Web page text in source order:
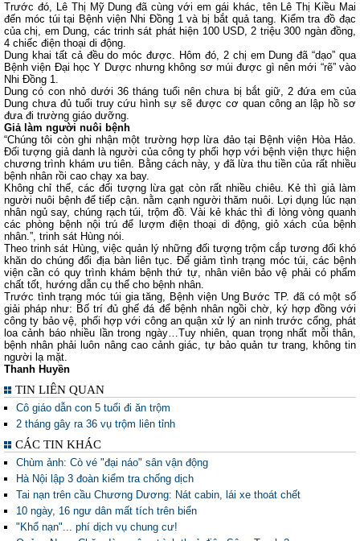
Trước đó, Lê Thị Mỹ Dung đã cùng với em gái khác, tên Lê Thị Kiều Mai
đến móc túi tại Bệnh viện Nhi Đồng 1 và bị bắt quả tang. Kiểm tra đồ đạc
của chị, em Dung, các trinh sát phát hiện 100 USD, 2 triệu 300 ngàn đồng,
4 chiếc điện thoại di động.
Dung khai tất cả đều do móc được. Hôm đó, 2 chị em Dung đã “dạo” qua
Bệnh viện Đại học Y Dược nhưng không sơ múi được gì nên mới “rẽ” vào
Nhi Đồng 1.
Dung có con nhỏ dưới 36 tháng tuổi nên chưa bị bắt giữ, 2 đứa em của
Dung chưa đủ tuổi truy cứu hình sự sẽ được cơ quan công an lập hồ sơ
đưa đi trường giáo dưỡng.
Giả làm người nuôi bệnh
“Chúng tôi còn ghi nhận một trường hợp lừa đảo tại Bệnh viện Hòa Hảo.
Đối tượng giả danh là người của công ty phối hợp với bệnh viện thực hiện
chương trình khám ưu tiên. Bằng cách này, y đã lừa thu tiền của rất nhiều
bệnh nhân rồi cao chạy xa bay.
Không chỉ thế, các đối tượng lừa gạt còn rất nhiều chiêu. Kẻ thì giả làm
người nuôi bệnh để tiếp cận. nằm cạnh người thăm nuôi. Lợi dụng lúc nạn
nhân ngủ say, chúng rạch túi, trộm đồ. Vài kẻ khác thì đi lòng vòng quanh
các phòng bệnh nội trú để lượm điện thoại di động, giỏ xách của bệnh
nhân.”, trinh sát Hùng nói.
Theo trinh sát Hùng, việc quản lý những đối tượng trộm cắp tương đối khó
khăn do chúng đổi địa bàn liên tục. Để giảm tình trạng móc túi, các bệnh
viện cần có quy trình khám bệnh thứ tự, nhân viên bảo vệ phải có phẩm
chất tốt, hướng dẫn cụ thể cho bệnh nhân.
Trước tình trạng móc túi gia tăng, Bệnh viện Ung Bước TP. đã có một số
giải pháp như: Bố trí đủ ghế đá để bệnh nhân ngồi chờ, ký hợp đồng với
công ty bảo vệ, phối hợp với công an quận xử lý an ninh trước cổng, phát
loa cảnh báo nhiều lần trong ngày…Tuy nhiên, quan trọng nhất mỗi thân,
bệnh nhân phải luôn nâng cao cảnh giác, tự bảo quản tư trang, không tin
người lạ mặt.
Thanh Huyền
TIN LIÊN QUAN
Cô giáo dẫn con 5 tuổi đi ăn trộm
2 tháng gây ra 36 vụ trộm liên tỉnh
CÁC TIN KHÁC
Chùm ảnh: Cò vé "đại náo" sân vận động
Hà Nội lập 3 đoàn kiểm tra chống dịch
Tai nạn trên cầu Chương Dương: Nát cabin, lái xe thoát chết
10 ngày, 16 ngư dân mất tích trên biển
"Khổ nạn"... phí dịch vụ chung cư!